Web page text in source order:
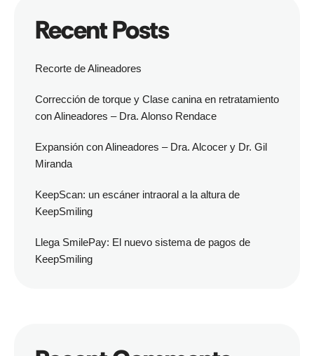
Recent Posts
Recorte de Alineadores
Corrección de torque y Clase canina en retratamiento
con Alineadores – Dra. Alonso Rendace
Expansión con Alineadores – Dra. Alcocer y Dr. Gil
Miranda
KeepScan: un escáner intraoral a la altura de
KeepSmiling
Llega SmilePay: El nuevo sistema de pagos de
KeepSmiling